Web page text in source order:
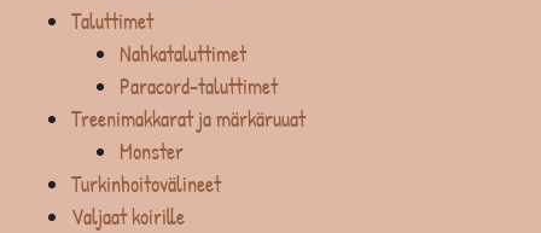
Taluttimet
Nahkataluttimet
Paracord-taluttimet
Treenimakkarat ja märkäruuat
Monster
Turkinhoitovälineet
Valjaat koirille